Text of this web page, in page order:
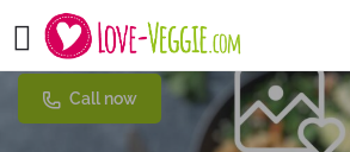
Der Marktladen
Call now